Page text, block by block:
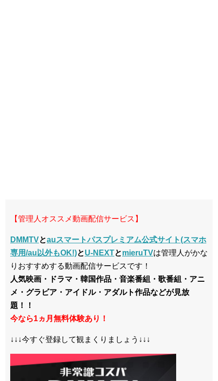
【管理人オススメ動画配信サービス】
DMMTVとauスマートパスプレミアム公式サイト(スマホ
専用/au以外もOK!)とU-NEXTとmieruTVは管理人がかな
りおすすめする動画配信サービスです！
人気映画・ドラマ・韓国作品・音楽番組・歌番組・アニ
メ・グラビア・アイドル・アダルト作品などが見放
題！！
今なら1ヵ月無料体験あり！
↓↓↓今すぐ登録して観まくりましょう↓↓↓